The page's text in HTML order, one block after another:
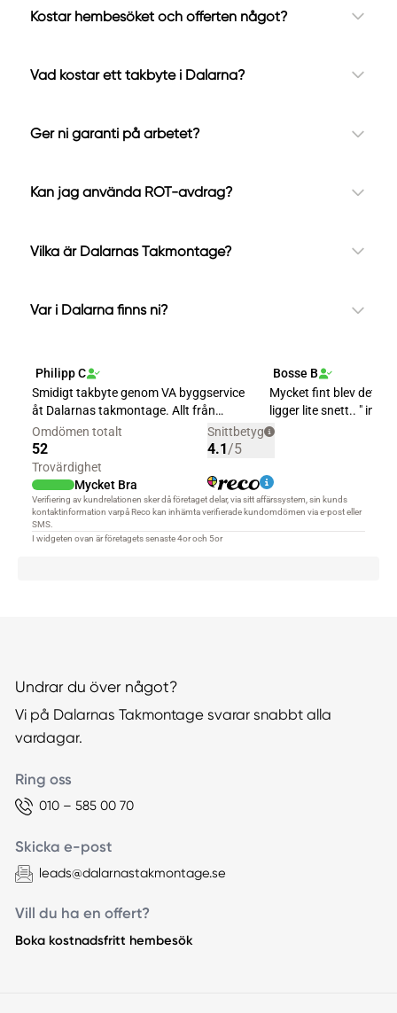
Kostar hembesöket och offerten något?
Vad kostar ett takbyte i Dalarna?
Ger ni garanti på arbetet?
Kan jag använda ROT-avdrag?
Vilka är Dalarnas Takmontage?
Var i Dalarna finns ni?
Undrar du över något?
Vi på Dalarnas Takmontage svarar snabbt alla
vardagar.
Ring oss
010 – 585 00 70
Skicka e-post
leads@dalarnastakmontage.se
Vill du ha en offert?
Boka kostnadsfritt hembesök